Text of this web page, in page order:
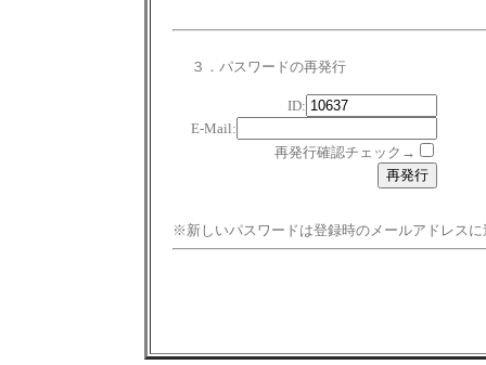
３．パスワードの再発行
ID:
E-Mail:
再発行確認チェック→
※新しいパスワードは登録時のメールアドレスに